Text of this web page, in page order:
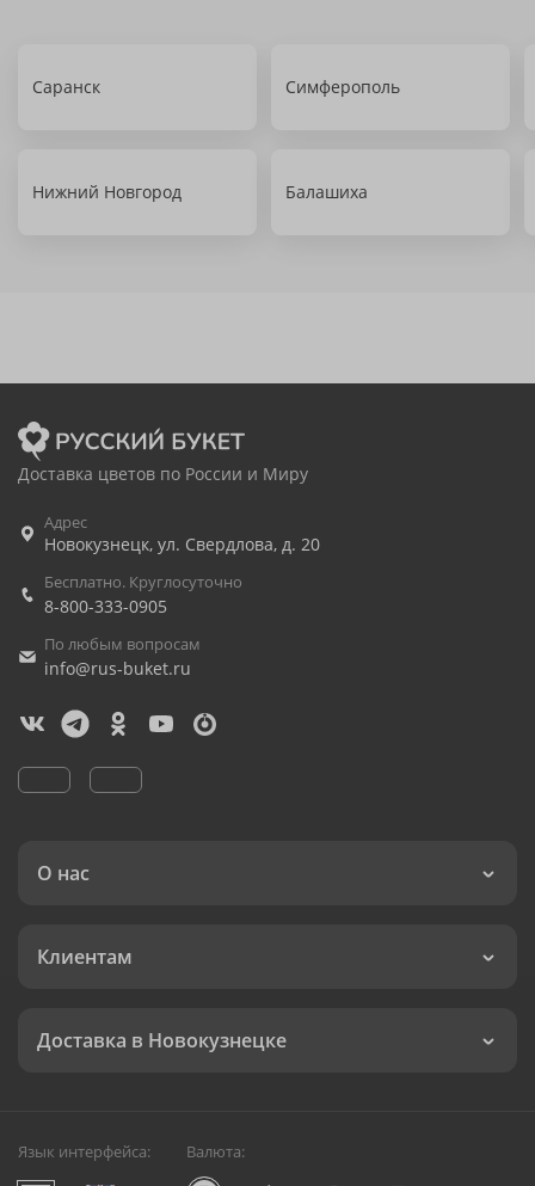
Саранск Симферополь
Нижний Новгород Балашиха
Доставка цветов по России и Миру
Адрес
Новокузнецк, ул. Свердлова, д. 20
Бесплатно. Круглосуточно
8-800-333-0905
По любым вопросам
info@rus-buket.ru
О нас
Клиентам
Доставка в Новокузнецке
Язык интерфейса: Валюта: